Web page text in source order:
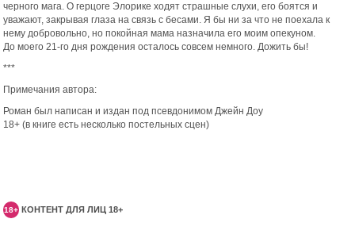
черного мага. О герцоге Элорике ходят страшные слухи, его боятся и
уважают, закрывая глаза на связь с бесами. Я бы ни за что не поехала к
нему добровольно, но покойная мама назначила его моим опекуном.
До моего 21-го дня рождения осталось совсем немного. Дожить бы!
***
Примечания автора:
Роман был написан и издан под псевдонимом Джейн Доу
18+ (в книге есть несколько постельных сцен)
18+ КОНТЕНТ ДЛЯ ЛИЦ 18+